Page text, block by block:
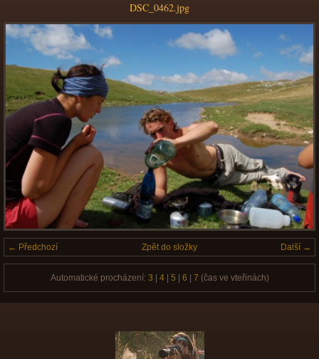
DSC_0462.jpg
← Předchozí Další →
Zpět do složky
Automatické procházení: 3 4| 5 6 7 (čas ve vteřinách)